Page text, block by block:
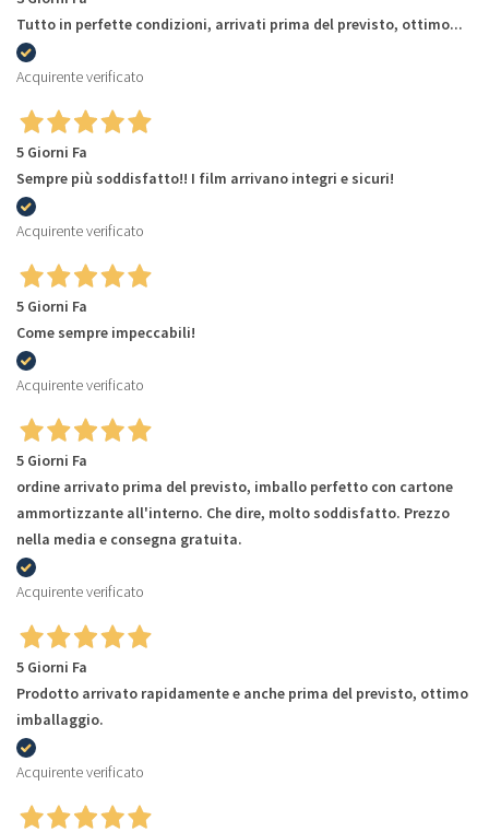
Tutto in perfette condizioni, arrivati prima del previsto, ottimo...
Acquirente verificato
5 Giorni Fa
Sempre più soddisfatto!! I film arrivano integri e sicuri!
Acquirente verificato
5 Giorni Fa
Come sempre impeccabili!
Acquirente verificato
5 Giorni Fa
ordine arrivato prima del previsto, imballo perfetto con cartone
ammortizzante all'interno. Che dire, molto soddisfatto. Prezzo
nella media e consegna gratuita.
Acquirente verificato
5 Giorni Fa
Prodotto arrivato rapidamente e anche prima del previsto, ottimo
imballaggio.
Acquirente verificato